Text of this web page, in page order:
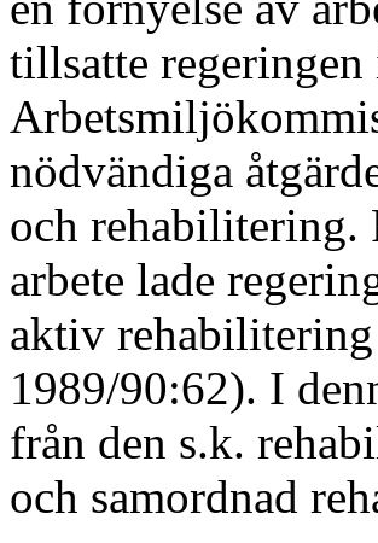
tillsatte regeringen
nödvändiga
och rehabilitering.
arbete lade
aktiv
1989/90:62). I
från den s.k.
och samordnad